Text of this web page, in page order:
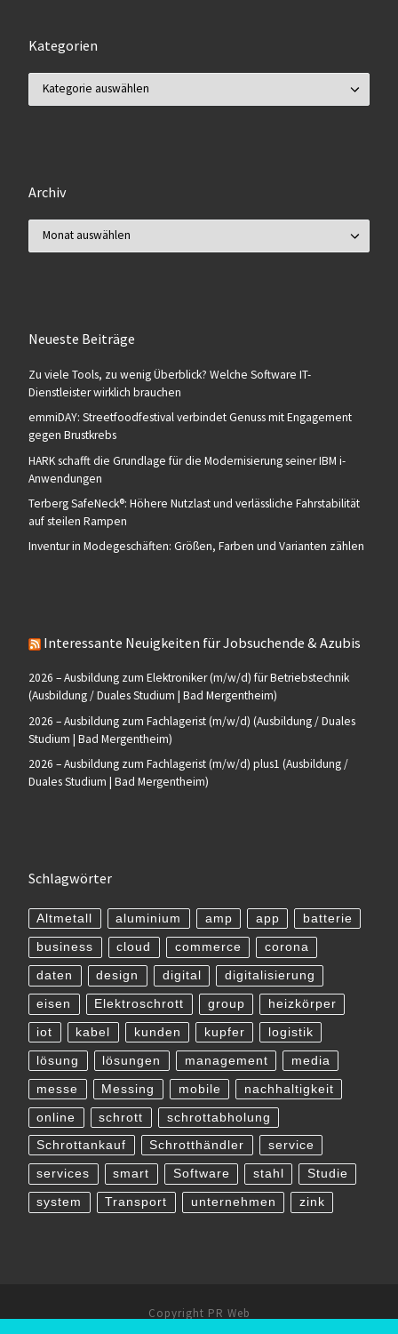
Kategorien
Archiv
Neueste Beiträge
Zu viele Tools, zu wenig Überblick? Welche Software IT-
Dienstleister wirklich brauchen
emmiDAY: Streetfoodfestival verbindet Genuss mit Engagement
gegen Brustkrebs
HARK schafft die Grundlage für die Modernisierung seiner IBM i-
Anwendungen
Terberg SafeNeck®: Höhere Nutzlast und verlässliche Fahrstabilität
auf steilen Rampen
Inventur in Modegeschäften: Größen, Farben und Varianten zählen
Interessante Neuigkeiten für Jobsuchende & Azubis
2026 – Ausbildung zum Elektroniker (m/w/d) für Betriebstechnik
(Ausbildung / Duales Studium | Bad Mergentheim)
2026 – Ausbildung zum Fachlagerist (m/w/d) (Ausbildung / Duales
Studium | Bad Mergentheim)
2026 – Ausbildung zum Fachlagerist (m/w/d) plus1 (Ausbildung /
Duales Studium | Bad Mergentheim)
Schlagwörter
Altmetall aluminium amp app batterie
business cloud commerce corona
daten design digital digitalisierung
eisen Elektroschrott group heizkörper
iot kabel kunden kupfer logistik
lösung lösungen management media
messe Messing mobile nachhaltigkeit
online schrott schrottabholung
Schrottankauf Schrotthändler service
services smart Software stahl Studie
system Transport unternehmen zink